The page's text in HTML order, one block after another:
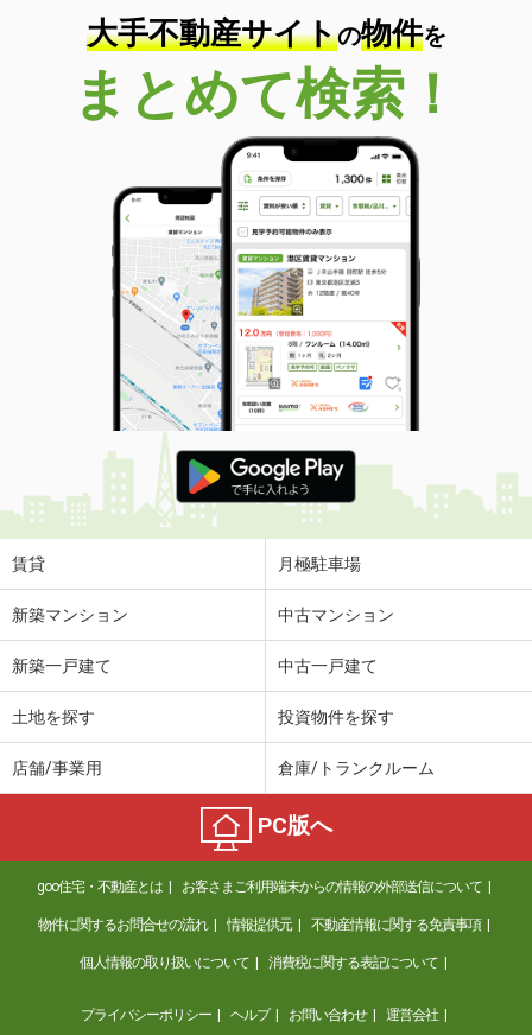
大手不動産サイトの物件を
まとめて検索！
賃貸 月極駐車場
新築マンション 中古マンション
新築一戸建て 中古一戸建て
土地を探す 投資物件を探す
店舗/事業用 倉庫/トランクルーム
PC版へ
goo住宅・不動産とは お客さまご利用端末からの情報の外部送信について
物件に関するお問合せの流れ 情報提供元 不動産情報に関する免責事項
個人情報の取り扱いについて 消費税に関する表記について
プライバシーポリシー ヘルプ お問い合わせ 運営会社